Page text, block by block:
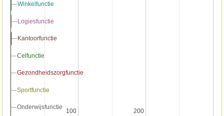
100
100 200
200
Winkelfunctie
Winkelfunctie
Logiesfunctie
Logiesfunctie
Kantoorfunctie
Kantoorfunctie
Celfunctie
Celfunctie
Gezondheidszorgfunctie
Gezondheidszorgfunctie
Sportfunctie
Sportfunctie
Onderwijsfunctie
Onderwijsfunctie